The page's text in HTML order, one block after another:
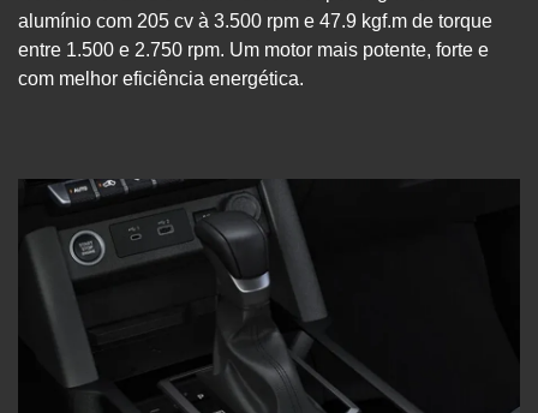
alumínio com 205 cv à 3.500 rpm e 47.9 kgf.m de torque
entre 1.500 e 2.750 rpm. Um motor mais potente, forte e
com melhor eficiência energética.